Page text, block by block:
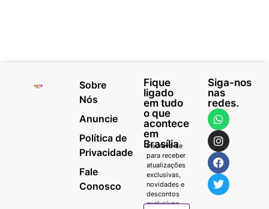
Sobre
Nós
Anuncie
Política de
Privacidade
Fale
Conosco
Fique
ligado
em tudo
o que
acontece
em
Brasília
Inscreva-se
para receber
atualizações
exclusivas,
novidades e
descontos
exclusivos.
Siga-nos
nas
redes.